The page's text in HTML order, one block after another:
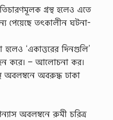
গ্রন্থ হলেও এতে
পেয়েছে তৎকালীন ঘটনা-
‘একাত্তরের দিনগুলি’
করে। – আলোচনা কর।
অবলম্বনে অবরুদ্ধ ঢাকা
অবলম্বনে রুমী চরিত্র